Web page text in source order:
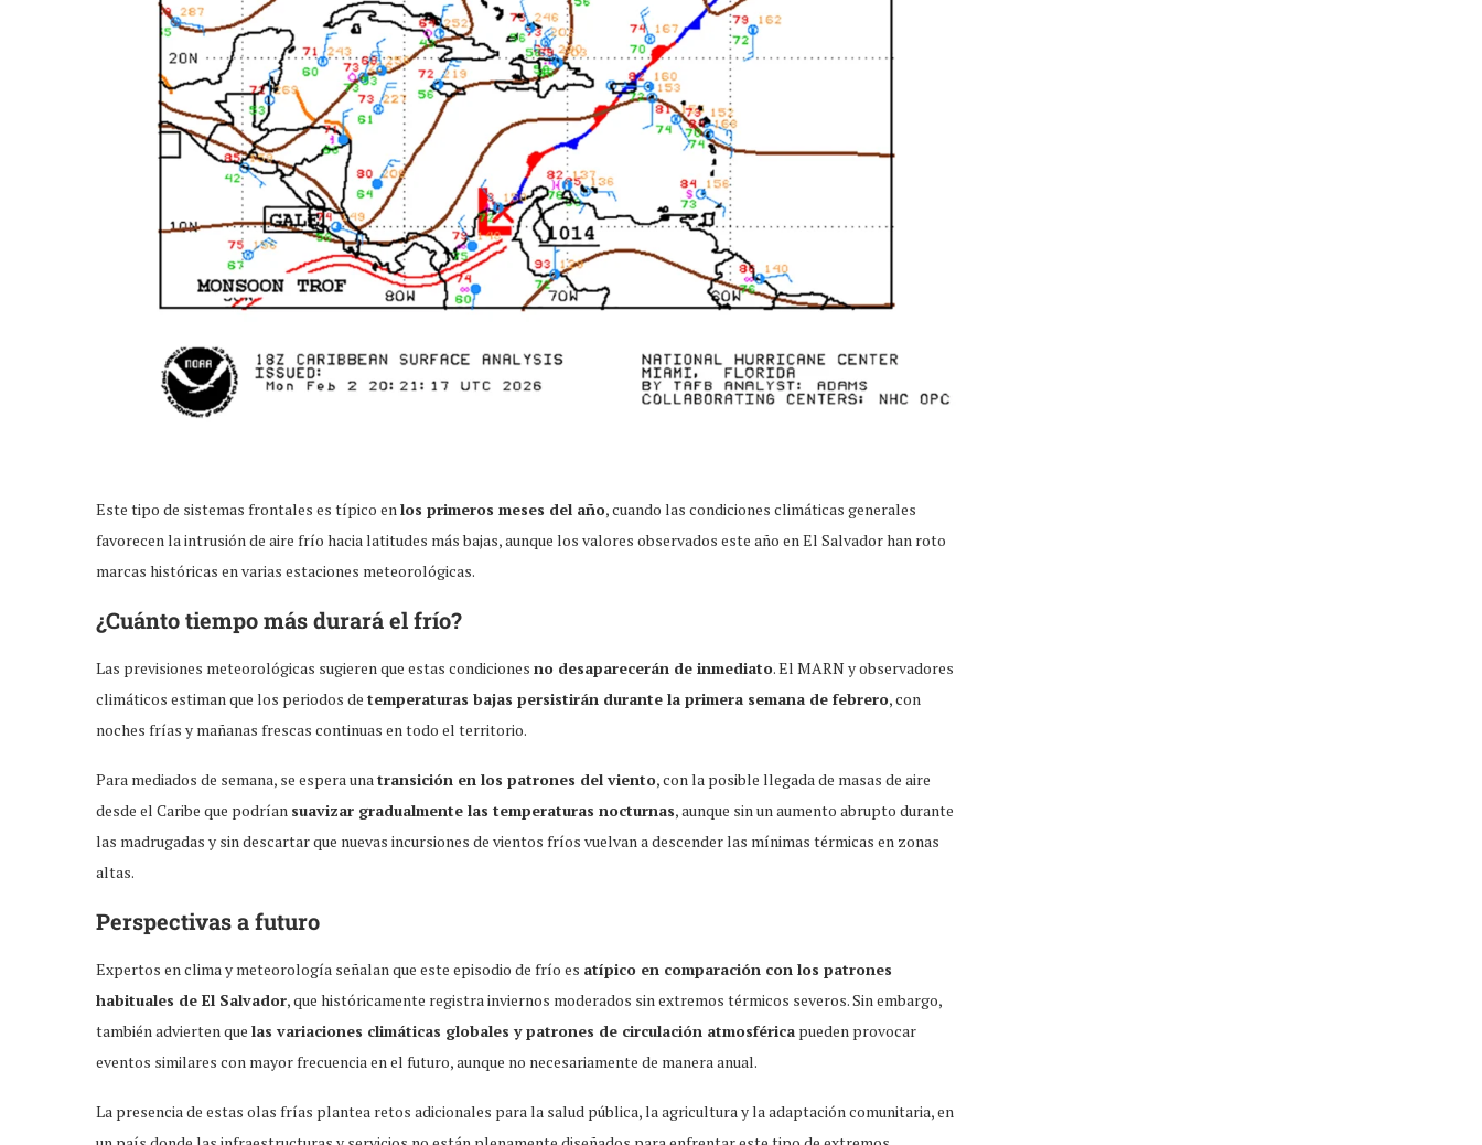
Este tipo de sistemas frontales es típico enlos primeros meses del año, cuando las condiciones climáticas generales
favorecen la intrusión de aire frío hacia latitudes más bajas, aunque los valores observados este año en El Salvador han roto
marcas históricas en varias estaciones meteorológicas.
¿Cuánto tiempo más durará el frío?
Las previsiones meteorológicas sugieren que estas condiciones no desaparecerán de inmediato. El MARN y observadores
climáticos estiman que los periodos de temperaturas bajas persistirán durante la primera semana de febrero, con
noches frías y mañanas frescas continuas en todo el territorio.
Para mediados de semana, se espera unatransición en los patrones del viento, con la posible llegada de masas de aire
desde el Caribe que podrían suavizar gradualmente las temperaturas nocturnas, aunque sin un aumento abrupto durante
las madrugadas y sin descartar que nuevas incursiones de vientos fríos vuelvan a descender las mínimas térmicas en zonas
altas.
Perspectivas a futuro
Expertos en clima y meteorología señalan que este episodio de frío es atípico en comparación con los patrones
habituales de El Salvador, que históricamente registra inviernos moderados sin extremos térmicos severos. Sin embargo,
también advierten que las variaciones climáticas globales y patrones de circulación atmosférica pueden provocar
eventos similares con mayor frecuencia en el futuro, aunque no necesariamente de manera anual.
La presencia de estas olas frías plantea retos adicionales para la salud pública, la agricultura y la adaptación comunitaria, en